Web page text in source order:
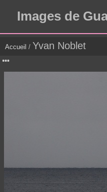
Images de
Accueil / Yvan Noblet